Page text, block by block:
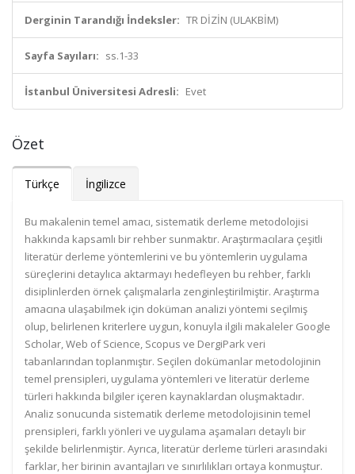
Derginin Tarandığı İndeksler: TR DİZİN (ULAKBİM)
Sayfa Sayıları: ss.1-33
İstanbul Üniversitesi Adresli: Evet
Özet
Türkçe İngilizce
Bu makalenin temel amacı, sistematik derleme metodolojisi
hakkında kapsamlı bir rehber sunmaktır. Araştırmacılara çeşitli
literatür derleme yöntemlerini ve bu yöntemlerin uygulama
süreçlerini detaylıca aktarmayı hedefleyen bu rehber, farklı
disiplinlerden örnek çalışmalarla zenginleştirilmiştir. Araştırma
amacına ulaşabilmek için doküman analizi yöntemi seçilmiş
olup, belirlenen kriterlere uygun, konuyla ilgili makaleler Google
Scholar, Web of Science, Scopus ve DergiPark veri
tabanlarından toplanmıştır. Seçilen dokümanlar metodolojinin
temel prensipleri, uygulama yöntemleri ve literatür derleme
türleri hakkında bilgiler içeren kaynaklardan oluşmaktadır.
Analiz sonucunda sistematik derleme metodolojisinin temel
prensipleri, farklı yönleri ve uygulama aşamaları detaylı bir
şekilde belirlenmiştir. Ayrıca, literatür derleme türleri arasındaki
farklar, her birinin avantajları ve sınırlılıkları ortaya konmuştur.